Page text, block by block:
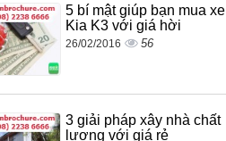
5 bí mật giúp bạn mua xe
Kia K3 với giá hời
26/02/2016 56
3 giải pháp xây nhà chất
lương với giá rẻ